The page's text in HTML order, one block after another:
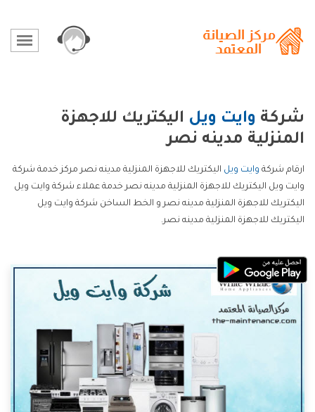
شركة وايت ويل اليكتريك للاجهزة
المنزلية مدينه نصر
ارقام شركة وايت ويل اليكتريك للاجهزة المنزلية مدينه نصر مركز خدمة شركة
وايت ويل اليكتريك للاجهزة المنزلية مدينه نصر خدمة عملاء شركة وايت ويل
اليكتريك للاجهزة المنزلية مدينه نصر و الخط الساخن شركة وايت ويل
اليكتريك للاجهزة المنزلية مدينه نصر.